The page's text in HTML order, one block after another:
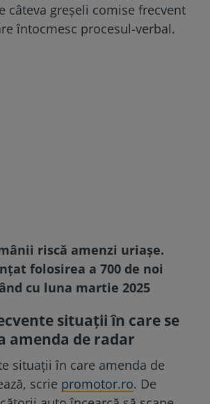
câteva greșeli comise frecvent
întocmesc procesul-verbal.
riscă amenzi uriașe.
folosirea a 700 de noi
cu luna martie 2025
situații în care se
amenda de radar
situații în care amenda de
scrie promotor.ro. De